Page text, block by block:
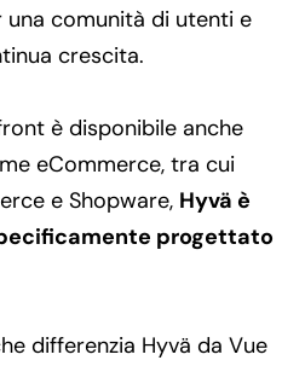
comunità di utenti e
crescita.
è disponibile anche
eCommerce, tra cui
e Shopware, Hyvä è
progettato
differenzia Hyvä da Vue